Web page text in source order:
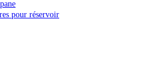
pour réservoir